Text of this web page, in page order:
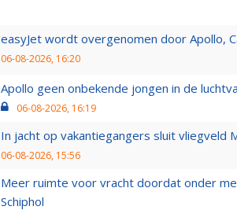
easyJet wordt overgenomen door Apollo,
06-08-2026, 16:20
Apollo geen onbekende jongen in de
06-08-2026, 16:19
In jacht op vakantiegangers sluit vliegveld
06-08-2026, 15:56
Meer ruimte voor vracht doordat onder
Schiphol